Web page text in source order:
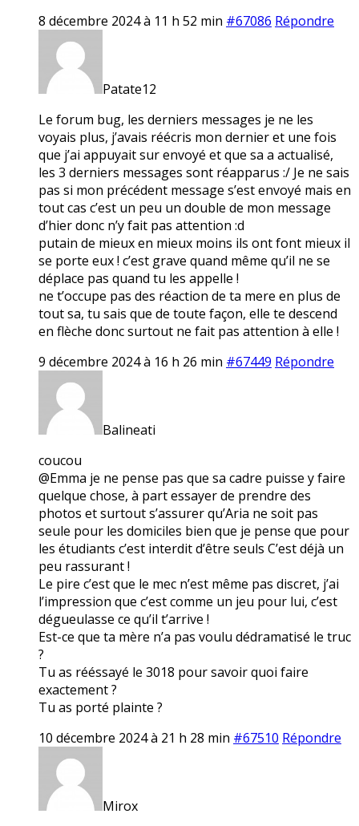
8 décembre 2024 à 11 h 52 min #67086 Répondre
Patate12
Le forum bug, les derniers messages je ne les
voyais plus, j’avais réécris mon dernier et une fois
que j’ai appuyait sur envoyé et que sa a actualisé,
les 3 derniers messages sont réapparus :/ Je ne sais
pas si mon précédent message s’est envoyé mais en
tout cas c’est un peu un double de mon message
d’hier donc n’y fait pas attention :d
putain de mieux en mieux moins ils ont font mieux il
se porte eux ! c’est grave quand même qu’il ne se
déplace pas quand tu les appelle !
ne t’occupe pas des réaction de ta mere en plus de
tout sa, tu sais que de toute façon, elle te descend
en flèche donc surtout ne fait pas attention à elle !
9 décembre 2024 à 16 h 26 min #67449 Répondre
Balineati
coucou
@Emma je ne pense pas que sa cadre puisse y faire
quelque chose, à part essayer de prendre des
photos et surtout s’assurer qu’Aria ne soit pas
seule pour les domiciles bien que je pense que pour
les étudiants c’est interdit d’être seuls C’est déjà un
peu rassurant !
Le pire c’est que le mec n’est même pas discret, j’ai
l’impression que c’est comme un jeu pour lui, c’est
dégueulasse ce qu’il t’arrive !
Est-ce que ta mère n’a pas voulu dédramatisé le truc
?
Tu as rééssayé le 3018 pour savoir quoi faire
exactement ?
Tu as porté plainte ?
10 décembre 2024 à 21 h 28 min #67510 Répondre
Mirox